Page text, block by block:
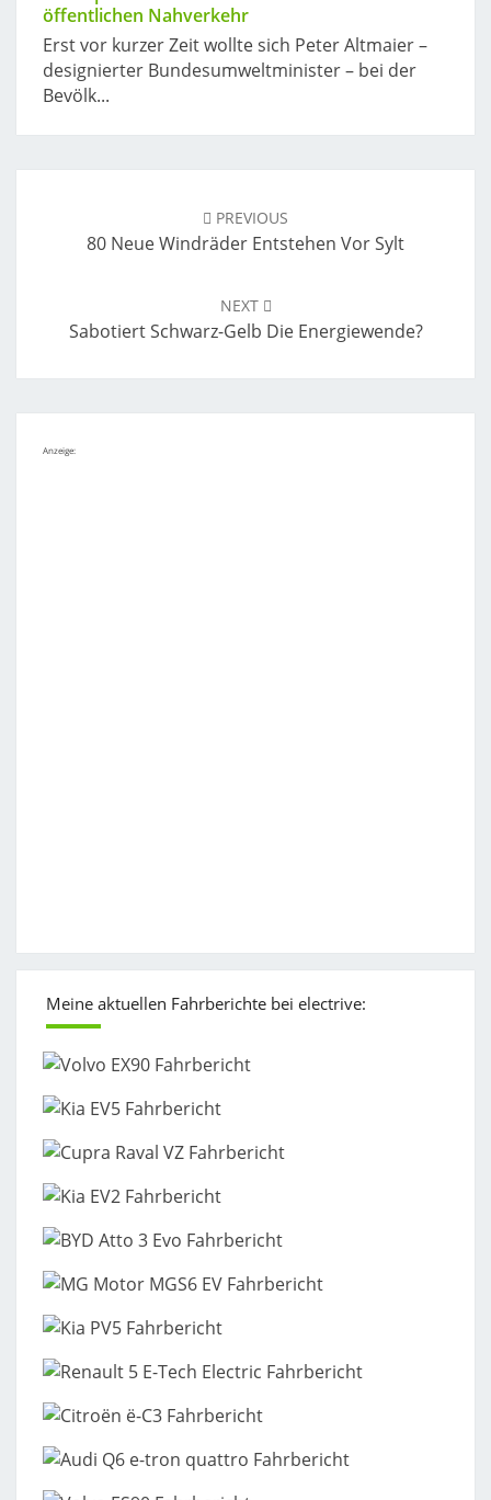
öffentlichen Nahverkehr
Erst vor kurzer Zeit wollte sich Peter Altmaier –
designierter Bundesumweltminister – bei der
Bevölk...
PREVIOUS
80 Neue Windräder Entstehen Vor Sylt
NEXT
Sabotiert Schwarz-Gelb Die Energiewende?
Anzeige:
Meine aktuellen Fahrberichte bei electrive: